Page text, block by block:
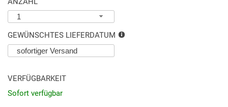
1
GEWÜNSCHTES LIEFERDATUM
VERFÜGBARKEIT
Sofort verfügbar